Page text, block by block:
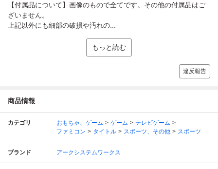
【付属品について】画像のもので全てです。その他の付属品はご
ざいません。
上記以外にも細部の破損や汚れの...
もっと読む
違反報告
商品情報
カテゴリ おもちゃ、ゲーム ゲーム
テレビゲーム
ファミコン
タイトル スポーツ、その他 スポーツ
ブランド アークシステムワークス